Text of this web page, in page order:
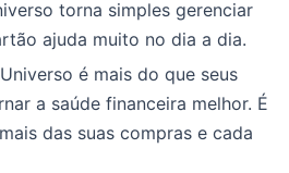
torna simples gerenciar
ajuda muito no dia a dia.
é mais do que seus
a saúde financeira melhor. É
das suas compras e cada